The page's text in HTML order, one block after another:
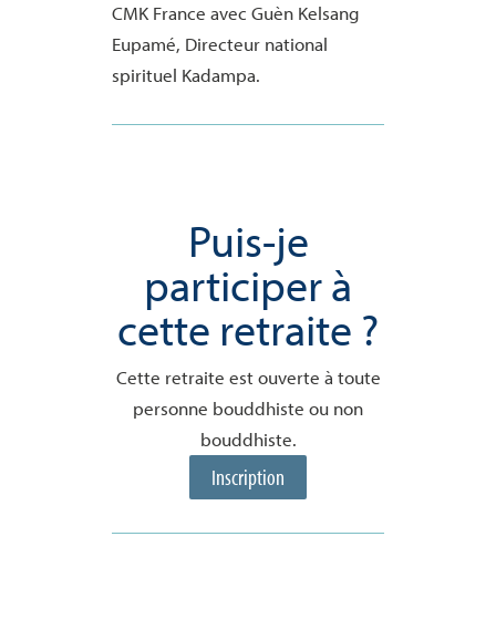
CMK France avec Guèn Kelsang
Eupamé, Directeur national
spirituel Kadampa.
Puis-je
participer à
cette retraite ?
Cette retraite est ouverte à toute
personne bouddhiste ou non
bouddhiste.
Inscription